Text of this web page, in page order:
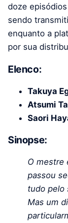
doze
sendo
enquanto a
por sua
Elenco:
Takuya
Atsumi
Saori
Sinopse:
O mestre
passou
tudo pelo
Mas um